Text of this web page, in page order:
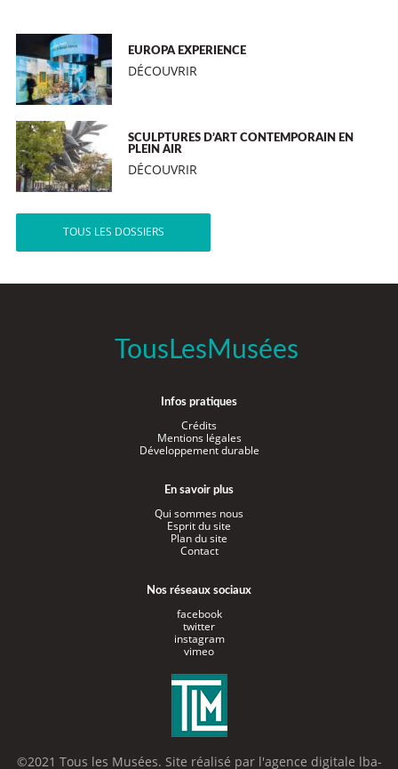
EUROPA EXPERIENCE
DÉCOUVRIR
SCULPTURES D’ART CONTEMPORAIN EN
PLEIN AIR
DÉCOUVRIR
TOUS LES DOSSIERS
TousLesMusées
Infos pratiques
Crédits
Mentions légales
Développement durable
En savoir plus
Qui sommes nous
Esprit du site
Plan du site
Contact
Nos réseaux sociaux
facebook
twitter
instagram
vimeo
©2021 Tous les Musées. Site réalisé par l'agence digitale lba-